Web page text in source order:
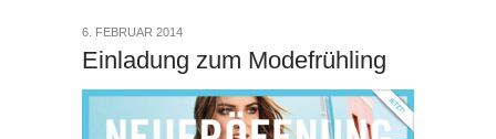
Einladung zum Modefrühling
6. FEBRUAR 2014